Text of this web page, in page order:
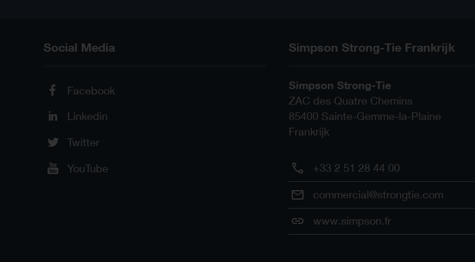
Simpson Strong-Tie Frankrijk
Simpson Strong-Tie
ZAC des Quatre Chemins
85400 Sainte-Gemme-la-Plaine
Frankrijk
+33 2 51 28 44 00
commercial@strongtie.com
www.simpson.fr
Social Media
Facebook
Linkedin
Twitter
YouTube